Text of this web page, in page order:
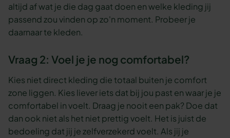
altijd af wat je die dag gaat doen en welke kleding jij
passend zou vinden op zo'n moment. Probeer je
daarnaar te kleden.
Vraag 2: Voel je je nog comfortabel?
Kies niet direct kleding die totaal buiten je comfort
zone liggen. Kies liever iets dat bij jou past en waar je je
comfortabel in voelt. Draag je nooit een pak? Doe dat
dan ook niet als het niet prettig voelt. Het is juist de
bedoeling dat jij je zelfverzekerd voelt. Als jij je